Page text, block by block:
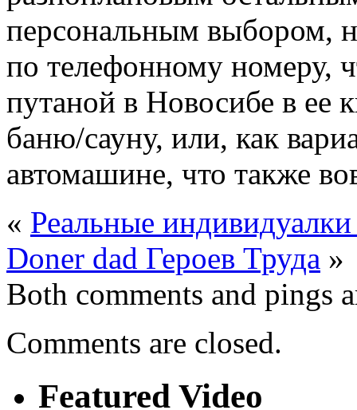
персональным выбором,
по телефонному номеру,
путаной в Новосибе в ее
баню/сауну, или, как
автомашине, что также
« Реальные
Doner dad Героев Труда »
Both comments and pings
Comments are closed.
Featured Video